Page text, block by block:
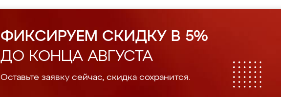
ФИКСИРУЕМ СКИДКУ В 5%
ДО КОНЦА АВГУСТА
Оставьте заявку сейчас, скидка сохранится.